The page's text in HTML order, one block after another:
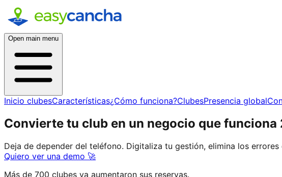
Open main menu
Inicio clubesCaracterísticas¿Cómo funciona?ClubesPresencia global
Convierte tu club en un negocio que funciona
Deja de depender del teléfono. Digitaliza tu gestión, elimina los
Quiero ver una demo 🚀
Más de 700 clubes ya aumentaron sus reservas.